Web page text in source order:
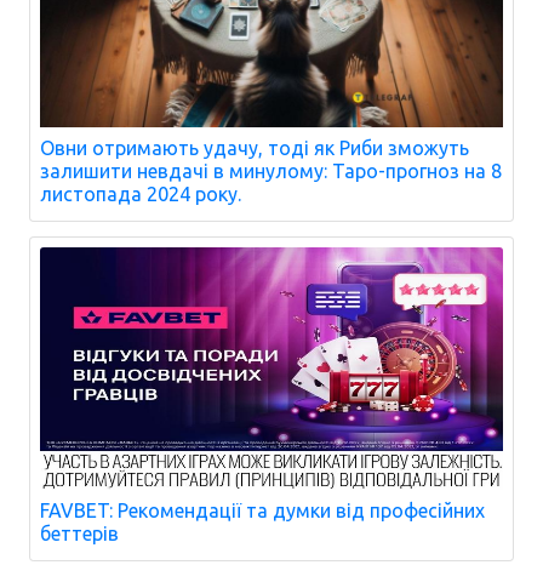
Овни отримають удачу, тоді як Риби зможуть
залишити невдачі в минулому: Таро-прогноз на 8
листопада 2024 року.
FAVBET: Рекомендації та думки від професійних
беттерів